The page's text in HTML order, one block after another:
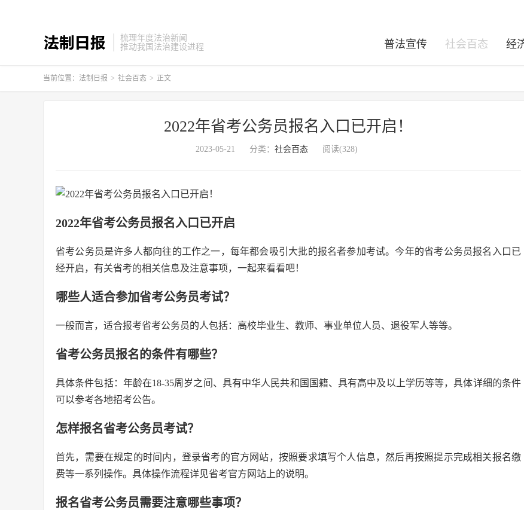
梳理年度法治新闻
推动我国法治建设进程
普法宣传 社会百态 经
当前位置： 法制日报 > 社会百态 > 正文
2022年省考公务员报名入口已开启！
2023-05-21 分类： 社会百态 阅读(328)
2022年省考公务员报名入口已开启
省考公务员是许多人都向往的工作之一，每年都会吸引大批的报名者参加考试。今年的省考公务员报名入口已
经开启，有关省考的相关信息及注意事项，一起来看看吧！
哪些人适合参加省考公务员考试？
一般而言，适合报考省考公务员的人包括：高校毕业生、教师、事业单位人员、退役军人等等。
省考公务员报名的条件有哪些？
具体条件包括：年龄在18-35周岁之间、具有中华人民共和国国籍、具有高中及以上学历等等，具体详细的条件
可以参考各地招考公告。
怎样报名省考公务员考试？
首先，需要在规定的时间内，登录省考的官方网站，按照要求填写个人信息，然后再按照提示完成相关报名缴
费等一系列操作。具体操作流程详见省考官方网站上的说明。
报名省考公务员需要注意哪些事项？